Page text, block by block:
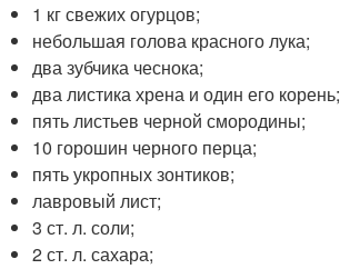
1 кг свежих огурцов;
небольшая голова красного лука;
два зубчика чеснока;
два листика хрена и один его корень;
пять листьев черной смородины;
10 горошин черного перца;
пять укропных зонтиков;
лавровый лист;
3 ст. л. соли;
2 ст. л. сахара;